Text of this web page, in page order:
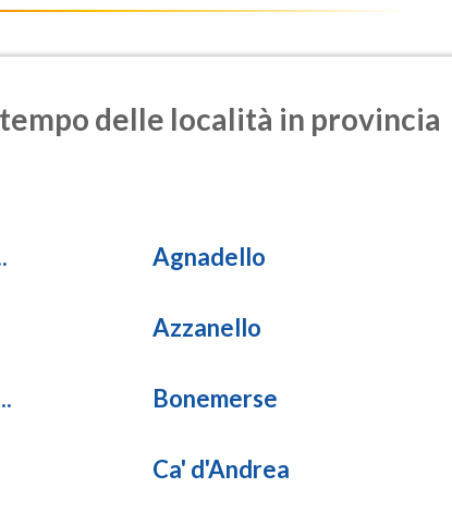
delle località in provincia
Agnadello
Azzanello
Bonemerse
Ca' d'Andrea